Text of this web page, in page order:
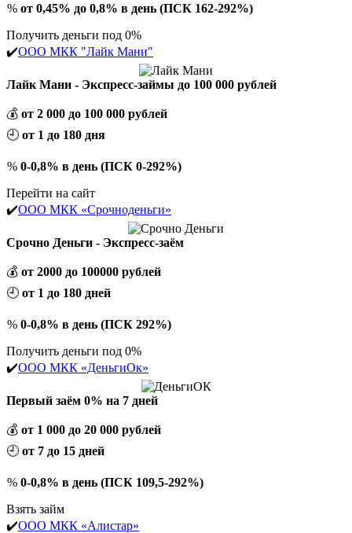
% от 0,45% до 0,8% в день (ПСК 162-292%)
Получить деньги под 0%
✔️ООО МКК "Лайк Мани"
Лайк Мани - Экспресс-займы до 100 000 рублей
💰 от 2 000 до 100 000 рублей
🕘 от 1 до 180 дня
% 0-0,8% в день (ПСК 0-292%)
Перейти на сайт
✔️ООО МКК «Срочноденьги»
Срочно Деньги - Экспресс-заём
💰 от 2000 до 100000 рублей
🕘 от 1 до 180 дней
% 0-0,8% в день (ПСК 292%)
Получить деньги под 0%
✔️ООО МКК «ДеньгиОк»
Первый заём 0% на 7 дней
💰 от 1 000 до 20 000 рублей
🕘 от 7 до 15 дней
% 0-0,8% в день (ПСК 109,5-292%)
Взять займ
✔️ООО МКК «Алистар»